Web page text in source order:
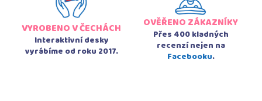
VYROBENO V ČECHÁCH
Interaktivní desky
vyrábíme od roku 2017.
OVĚŘENO ZÁKAZNÍKY
Přes 400 kladných
recenzí nejen na
Facebooku.